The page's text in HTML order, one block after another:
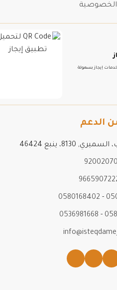
الدعم
-
0580168402
-
0536981668